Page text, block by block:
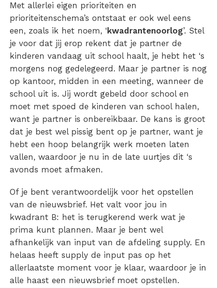
Met allerlei eigen prioriteiten en
prioriteitenschema’s ontstaat er ook wel eens
een, zoals ik het noem, ‘ kwadrantenoorlog’. Stel
je voor dat jij erop rekent dat je partner de
kinderen vandaag uit school haalt, je hebt het ‘s
morgens nog gedelegeerd. Maar je partner is nog
op kantoor, midden in een meeting, wanneer de
school uit is. Jij wordt gebeld door school en
moet met spoed de kinderen van school halen,
want je partner is onbereikbaar. De kans is groot
dat je best wel pissig bent op je partner, want je
hebt een hoop belangrijk werk moeten laten
vallen, waardoor je nu in de late uurtjes dit ‘s
avonds moet afmaken.
Of je bent verantwoordelijk voor het opstellen
van de nieuwsbrief. Het valt voor jou in
kwadrant B: het is terugkerend werk wat je
prima kunt plannen. Maar je bent wel
afhankelijk van input van de afdeling supply. En
helaas heeft supply de input pas op het
allerlaatste moment voor je klaar, waardoor je in
alle haast een nieuwsbrief moet opstellen.